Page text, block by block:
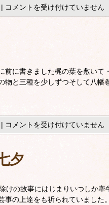
| コメントを受け付けていません
前に書きました梶の葉を敷い
と三種を少しずつそして八幡
| コメントを受け付けていません
夕
けの故事にはじまりいつしか
事の上達をも祈られていました